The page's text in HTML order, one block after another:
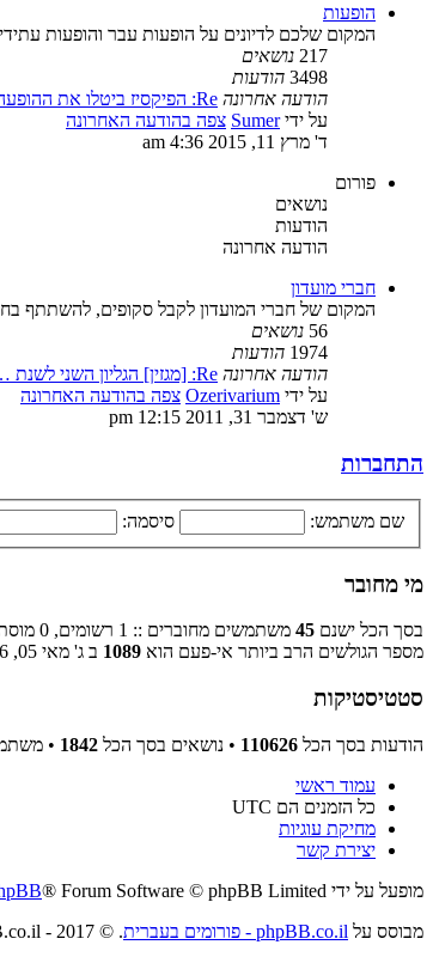
הופעות
המקום שלכם לדיונים על הופעות עבר והופעות
217 נושאים
3498 הודעות
הודעה אחרונה Re: הפיקסיז ביטלו את ההופעה ש…
על ידיSumer צפה בהודעה האחרונה
ד' מרץ 11, 2015 4:36 am
פורום
נושאים
הודעות
הודעה אחרונה
חברי מועדון
המקום של חברי המועדון לקבל סקופים, להשתתף
56 נושאים
1974 הודעות
הודעה אחרונה Re: [מגזין] הגליון השני לשנת …
על ידי Ozerivarium צפה בהודעה האחרונה
ש' דצמבר 31, 2011 12:15 pm
התחברות
שם משתמש: סיסמה:
מי מחובר
בסך הכל ישנם 45 משתמשים מחוברים :: 1 רשומים, 0 מוסתרים ו 44 אורחים (מבוסס על משתמשים פעילים ב־5 הדקות האחרונות)
מספר הגולשים הרב ביותר אי-פעם הוא 1089 ב ג' מאי 05, 2026 11:57 am
סטטיסטיקות
הודעות בסך הכל 110626 • נושאים בסך הכל 1842
•
עמוד ראשי
כל הזמנים הם UTC
מחיקת עוגיות
יצירת קשר
מופעל על ידי ® Forum Software © phpBB Limited
מבוסס על phpBB.co.il - פורומים בעברית . © 2017 - phpBB.co.il.